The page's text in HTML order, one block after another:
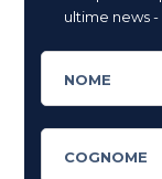
ultime news